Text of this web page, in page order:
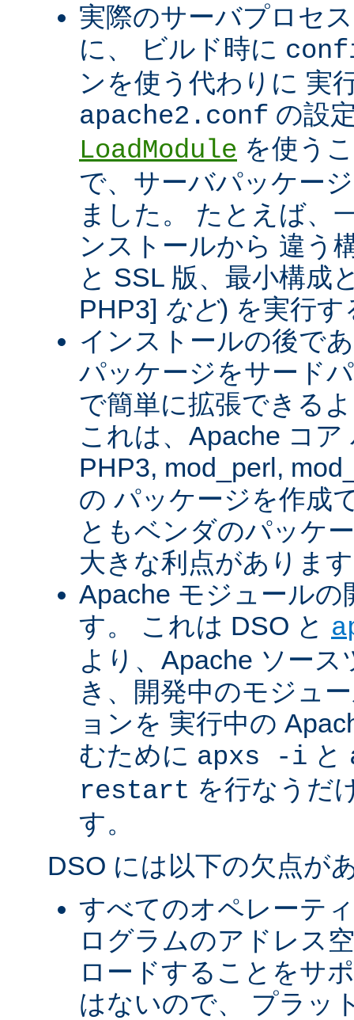
実際のサーバプロセ
に、 ビルド時に
ンを使う代わりに 実
apache2.conf の設
LoadModule を使う
で、サーバパッケー
ました。 たとえば、
ンストールから 違う
と SSL 版、最小構成
PHP3] など) を実行
インストールの後で
パッケージをサード
で簡単に拡張できる
これは、Apache コ
PHP3, mod_perl,
の パッケージを作成
ともベンダのパッケ
大きな利点がありま
Apache モジュール
す。 これは DSO と
より、Apache ソー
き、開発中のモジュ
ョンを 実行中の
むために apxs -i と
restart を行なうだ
す。
DSO には以下の欠点が
すべてのオペレーテ
ログラムのアドレス
ロードすることをサ
はないので、 プラッ